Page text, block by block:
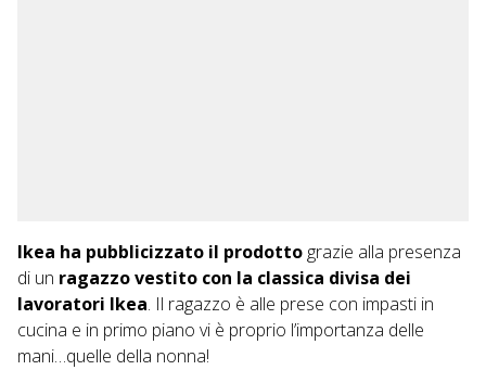
Ikea ha pubblicizzato il prodotto grazie alla presenza
di un ragazzo vestito con la classica divisa dei
lavoratori Ikea. Il ragazzo è alle prese con impasti in
cucina e in primo piano vi è proprio l’importanza delle
mani…quelle della nonna!